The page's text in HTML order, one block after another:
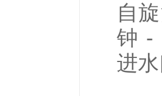
自
钟 -
进